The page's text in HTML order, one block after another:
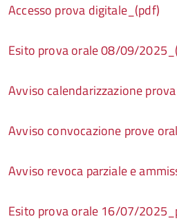
Accesso prova digitale_(pdf)
Esito prova orale 08/09/
Avviso calendarizzazione
Avviso convocazione prove
Avviso revoca parziale e
Esito prova orale 16/07/